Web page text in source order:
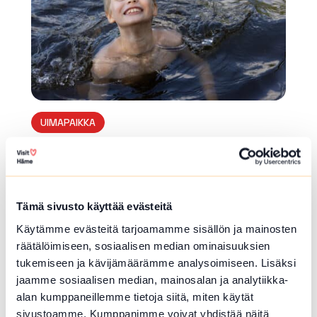
Tämä sivusto käyttää evästeitä
Käytämme evästeitä tarjoamamme sisällön ja mainosten
räätälöimiseen, sosiaalisen median ominaisuuksien
tukemiseen ja kävijämäärämme analysoimiseen. Lisäksi
jaamme sosiaalisen median, mainosalan ja analytiikka-
alan kumppaneillemme tietoja siitä, miten käytät
sivustoamme. Kumppanimme voivat yhdistää näitä
UIMAPAIKKA
Ahilammin uimaranta
Kiramontie , Janakkala
Myös erillinen uimapaikka koirille.
Lue lisää luontokohteesta Ahilammin uimaranta
array(0) { }